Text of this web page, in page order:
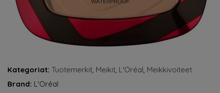
Kategoriat: Tuotemerkit, Meikit, L'Oréal, Meikkivoiteet
Brand: L'Oréal